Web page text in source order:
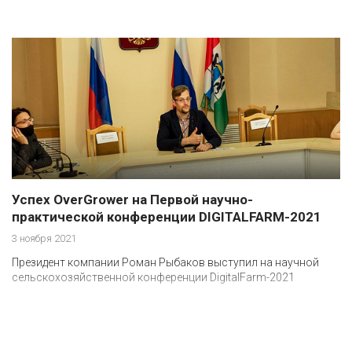
Успех OverGrower на Первой научно-
практической конференции DIGITALFARM-2021
3 ноября 2021
Президент компании Роман Рыбаков выступил на научной
сельскохозяйственной конференции DigitalFarm-2021